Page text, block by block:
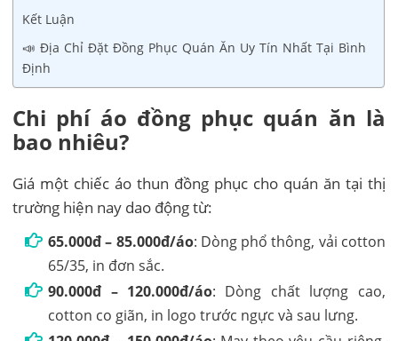
Kết Luận
📣 Địa Chỉ Đặt Đồng Phục Quán Ăn Uy Tín Nhất Tại Bình
Định
Chi phí áo đồng phục quán ăn là
bao nhiêu?
Giá một chiếc áo thun đồng phục cho quán ăn tại thị
trường hiện nay dao động từ:
65.000đ – 85.000đ/áo: Dòng phổ thông, vải cotton
65/35, in đơn sắc.
90.000đ – 120.000đ/áo: Dòng chất lượng cao,
cotton co giãn, in logo trước ngực và sau lưng.